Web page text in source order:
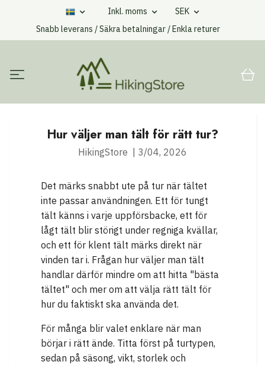
Inkl. moms
SEK
Snabb leverans / Säkra betalningar / Enkla returer
Hur väljer man tält för rätt tur?
HikingStore 3/04, 2026
Det märks snabbt ute på tur när tältet
inte passar användningen. Ett för tungt
tält känns i varje uppförsbacke, ett för
lågt tält blir störigt under regniga kvällar,
och ett för klent tält märks direkt när
vinden tar i. Frågan hur väljer man tält
handlar därför mindre om att hitta "bästa
tältet" och mer om att välja rätt tält för
hur du faktiskt ska använda det.
För många blir valet enklare när man
börjar i rätt ände. Titta först på turtypen,
sedan på säsong, vikt, storlek och